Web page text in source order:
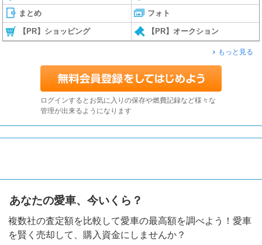
まとめ フォト
【PR】ショッピング 【PR】オークション
もっと見る
ログインするとお気に入りの保存や燃費記録など様々な
管理が出来るようになります
あなたの愛車、今いくら？
複数社の査定額を比較して愛車の最高額を調べよう！愛車
を賢く売却して、購入資金にしませんか？